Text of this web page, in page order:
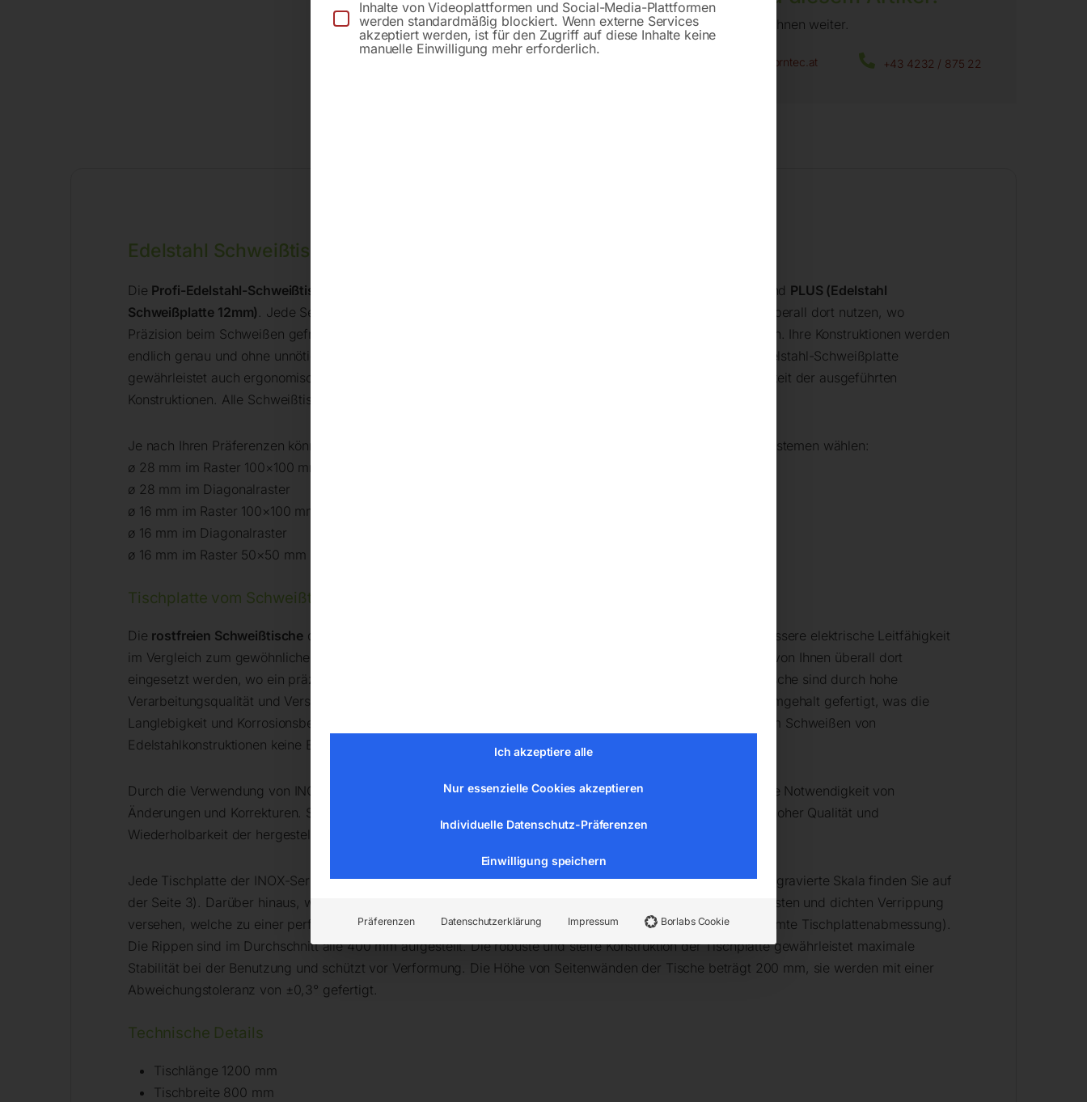
Gerne helfen wir Ihnen weiter.
office@horntec.at +43 4232 / 875 22
Edelstahl Schweißtisch auf Füßen – Serie PLUS
Die Profi-Edelstahl-Schweißtische von GPPH gibt es in zwei Serien: PRO (Edelstahl Schweißplatte 15mm) und PLUS (Edelstahl
Schweißplatte 12mm) . Jede Serie hat 10 verschiedene Plattformabmessungen zur Auswahl. Sie können sie überall dort nutzen, wo
Präzision beim Schweißen gefragt wird. Sie nutzen ihn zum manuellen oder automatischen Schweißen nutzen. Ihre Konstruktionen werden
endlich genau und ohne unnötige Verbesserungen ausgeführt! Der günstige und stabile Schweißtisch mit Edelstahl-Schweißplatte
gewährleistet auch ergonomische und schnelle Arbeit unter Einhaltung der Präzision sowie die Wiederholbarkeit der ausgeführten
Konstruktionen. Alle Schweißtische können mit Füßen oder wahlweise mit Rädern ausgeführt werden.
Je nach Ihren Präferenzen können Sie ihren
aus den nachfolgenden Bohrungssystemen wählen:
ø 28 mm im Raster 100×100 mm
ø 28 mm im Diagonalraster
ø 16 mm im Raster 100×100 mm
ø 16 mm im Diagonalraster
ø 16 mm im Raster 50×50 mm
Tischplatte vom Schweißtisch – Schweißplatte in Edelstahl
Die rostfreien Schweißtische der INOX-Serie sind aus rostfreiem Stahl der Güte 1.4301 gefertigt, der eine bessere elektrische Leitfähigkeit
im Vergleich zum gewöhnlichen Stahl hat – elektrischer Widerstand bei 20°C = 0,73 (Ω mm²)/m. Sie können von Ihnen überall dort
eingesetzt werden, wo ein präzises Schweißen von rostfreiem Stahl erforderlich ist. Die rostfreien Schweißtische sind durch hohe
Verarbeitungsqualität und Verschleißfestigkeit gekennzeichnet. Sie sind aus rostfreiem Stahl mit hohem Chromgehalt gefertigt, was die
Langlebigkeit und Korrosionsbeständigkeit versichert. Bei der Arbeit mit Schweißtischen GPPHINOX sind beim Schweißen von
Edelstahlkonstruktionen keine Eisenausscheidungen und keine Korrosionsausbrüche zu befürchten.
Durch die Verwendung von INOX-Tischen werden Ihre Konstruktionenpräzise und genau
ausgeführt, ohne die Notwendigkeit von
Änderungen und Korrekturen. Sie gewährleisten ein
bei gleichzeitig hoher Qualität und
Wiederholbarkeit der hergestellten Konstruktionen.
Jede Tischplatte der INOX-Serie ist mit einer eingravierten Skala ausgeführt (mehr Informationen über die eingravierte Skala finden Sie auf
der Seite 3). Darüber hinaus, wie bei herkömmlichen Schweißtischen, werden die Tischplatten mit einer robusten und dichten Verrippung
versehen, welche zu einer perfekt ebenen Arbeitsfläche führt (Ebenheitstoleranz von ±0,3 mm über die gesamte Tischplattenabmessung).
Die Rippen sind im Durchschnitt alle 400 mm aufgestellt. Die robuste und steife Konstruktion der Tischplatte gewährleistet maximale
Stabilität bei der Benutzung und schützt vor Verformung. Die Höhe von Seitenwänden der Tische beträgt 200 mm, sie werden mit einer
Abweichungstoleranz von ±0,3° gefertigt.
Technische Details
Tischlänge 1200 mm
Tischbreite 800 mm
Inhalte von Videoplattformen und Social-Media-Plattformen
werden standardmäßig blockiert. Wenn externe Services
akzeptiert werden, ist für den Zugriff auf diese Inhalte keine
manuelle Einwilligung mehr erforderlich.
Ich akzeptiere alle
Nur essenzielle Cookies akzeptieren
Individuelle Datenschutz-Präferenzen
Einwilligung speichern
Präferenzen Datenschutzerklärung Impressum Borlabs Cookie